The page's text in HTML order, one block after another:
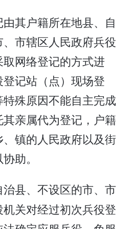
其户籍所在地县、自
市辖区人民政府兵役
网络登记的方式进
记站（点）现场登
殊原因不能自主完成
亲属代为登记，户籍
镇的人民政府以及街
助。
县、不设区的市、市
关对经过初次兵役登